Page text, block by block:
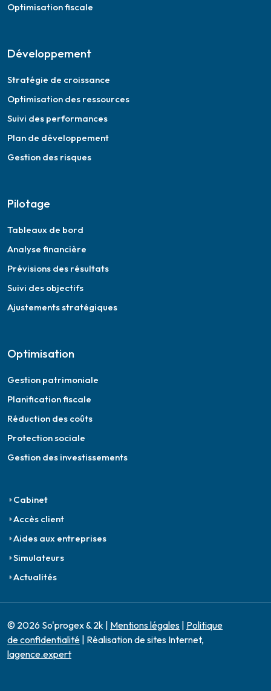
Optimisation fiscale
Développement
Stratégie de croissance
Optimisation des ressources
Suivi des performances
Plan de développement
Gestion des risques
Pilotage
Tableaux de bord
Analyse financière
Prévisions des résultats
Suivi des objectifs
Ajustements stratégiques
Optimisation
Gestion patrimoniale
Planification fiscale
Réduction des coûts
Protection sociale
Gestion des investissements
Cabinet
Accès client
Aides aux entreprises
Simulateurs
Actualités
© 2026 So'progex & 2k | Mentions légales | Politique
de confidentialité | Réalisation de sites Internet,
lagence.expert